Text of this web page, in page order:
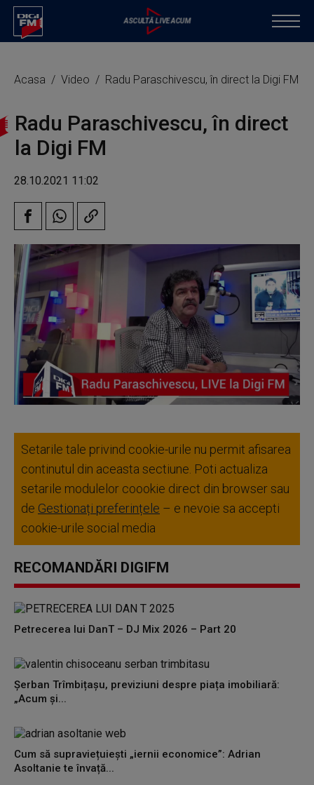
Acasa Video Radu Paraschivescu, în direct la Digi FM
Radu Paraschivescu, în direct
la Digi FM
28.10.2021 11:02
Setarile tale privind cookie-urile nu permit afisarea
continutul din aceasta sectiune. Poti actualiza
setarile modulelor coookie direct din browser sau
de Gestionați preferințele – e nevoie sa accepti
cookie-urile social media
RECOMANDĂRI DIGIFM
Petrecerea lui DanT – DJ Mix 2026 – Part 20
Șerban Trîmbițașu, previziuni despre piața imobiliară:
„Acum și...
Cum să supraviețuiești „iernii economice”: Adrian
Asoltanie te învață...